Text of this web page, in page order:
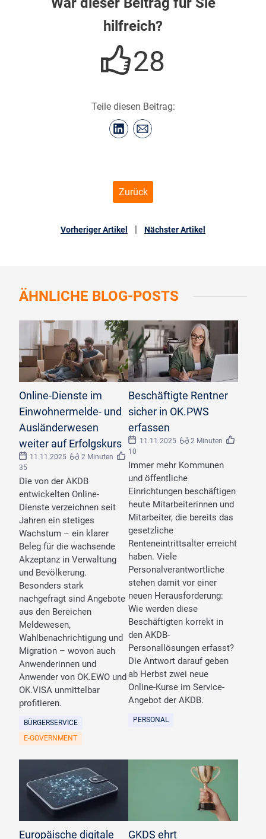
hilfreich?
28
Teile diesen Beitrag:
Zurück
Vorheriger Artikel | Nächster Artikel
ÄHNLICHE BLOG-POSTS
Online-Dienste im
Einwohnermelde- und
Ausländerwesen
weiter auf Erfolgskurs
11.11.2025
2 Minuten
35
Die von der AKDB
entwickelten Online-
Dienste verzeichnen seit
Jahren ein stetiges
Wachstum – ein klarer
Beleg für die wachsende
Akzeptanz in Verwaltung
und Bevölkerung.
Besonders stark
nachgefragt sind Angebote
aus den Bereichen
Meldewesen,
Wahlbenachrichtigung und
Migration – wovon auch
Anwenderinnen und
Anwender von OK.EWO und
OK.VISA unmittelbar
profitieren.
BÜRGERSERVICE
E-GOVERNMENT
Beschäftigte Rentner
sicher in OK.PWS
erfassen
11.11.2025
2 Minuten
10
Immer mehr Kommunen
und öffentliche
Einrichtungen beschäftigen
heute Mitarbeiterinnen und
Mitarbeiter, die bereits das
gesetzliche
Renteneintrittsalter erreicht
haben. Viele
Personalverantwortliche
stehen damit vor einer
neuen Herausforderung:
Wie werden diese
Beschäftigten korrekt in
den AKDB-
Personallösungen erfasst?
Die Antwort darauf geben
ab Herbst zwei neue
Online-Kurse im Service-
Angebot der AKDB.
PERSONAL
Europäische digitale
GKDS ehrt